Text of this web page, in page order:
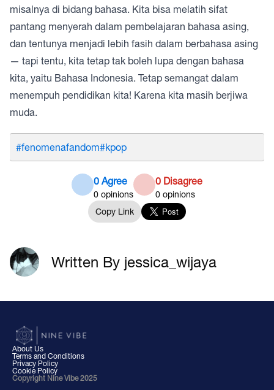
misalnya di bidang bahasa. Kita bisa melatih sifat
pantang menyerah dalam pembelajaran bahasa asing,
dan tentunya menjadi lebih fasih dalam berbahasa asing
— tapi tentu, kita tetap tak boleh lupa dengan bahasa
kita, yaitu Bahasa Indonesia. Tetap semangat dalam
menempuh pendidikan kita! Karena kita masih berjiwa
muda.
#fenomenafandom#kpop
0 Agree
0 opinions
0 Disagree
0 opinions
Copy Link
Written By jessica_wijaya
About Us
Terms and Conditions
Privacy Policy
Cookie Policy
Copyright Nine Vibe 2025